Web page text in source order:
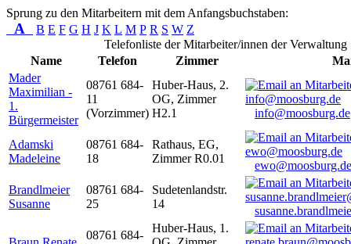
Sprung zu den Mitarbeitern mit dem Anfangsbuchstaben:
A B E F G H J K L M P R S W Z
Telefonliste der Mitarbeiter/innen der Verwaltung
Name
Telefon Zimmer
Mader
Maximilian -
1.
Bürgermeister
08761 684-
11
(Vorzimmer)
Huber-Haus, 2.
OG, Zimmer
H2.1
info@moosburg.de
Adamski
Madeleine
08761 684-
18
Rathaus, EG,
Zimmer R0.01
ewo@moosburg.de
Brandlmeier
Susanne
08761 684-
25
Sudetenlandstr.
14
08761 684-
Huber-Haus, 1.